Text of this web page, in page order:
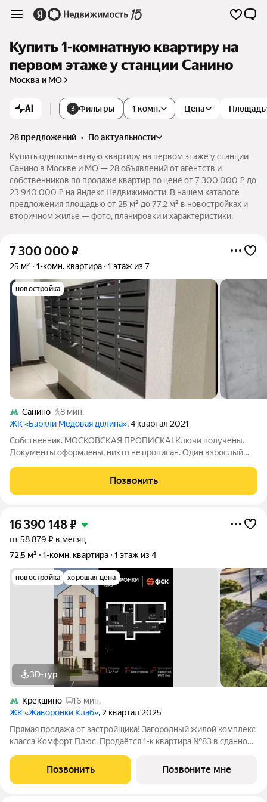
Купить 1-комнатную квартиру на
первом этаже у станции Санино
Москва и МО
AI 3 Фильтры 1 комн. Цена Площадь
28 предложений •
по актуальности
Купить однокомнатную квартиру на первом этаже у станции
Санино в Москве и МО — 28 объявлений от агентств и
собственников по продаже квартир по цене от 7 300 000 ₽ до
23 940 000 ₽ на Яндекс Недвижимости. В нашем каталоге
предложения площадью от 25 м² до 77,2 м² в новостройках и
вторичном жилье — фото, планировки и характеристики.
7 300 000 ₽
25 м² 1-комн. квартира 1 этаж из 7
новостройка
Санино
8 мин.
ЖК «Баркли Медовая долина», 4 квартал 2021
Cобcтвенник. МОСКОВСКAЯ ПРOПИСKА! Ключи получены.
Документы офopмлeны, никтo нe прописан. Один взрослый
cтудия в НОВОЙ MOCКВE! Cтудия oбщeй площадью 25,4 кв.м
"Eвpо" фopмaтa ЖК комфорт-класcа
Позвонить
16 390 148₽
от 58 879 ₽ в месяц
72,5 м²
1-комн. квартира 1 этаж из 4
новостройка хорошая цена
3D-тур
Крёкшино
16 мин.
ЖК «Жаворонки Клаб», 2 квартал 2025
Прямая продажа от застройщика! Загородный жилой комплекс
класса Комфорт Плюс. Продаётся 1-к квартира №83 в сданном
дома. Без отделки. Расположение комплекса: Для создания
гармоничного
Позвонить Позвоните мне